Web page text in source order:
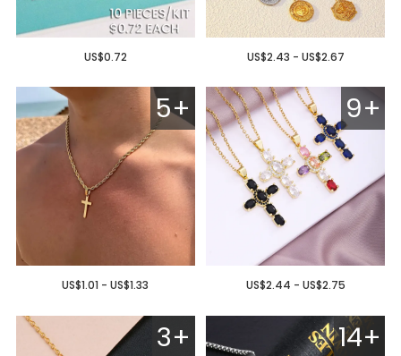
US$0.72 US$2.43 - US$2.67
5+
US$1.01 - US$1.33
9+
US$2.44 - US$2.75
3+ 14+